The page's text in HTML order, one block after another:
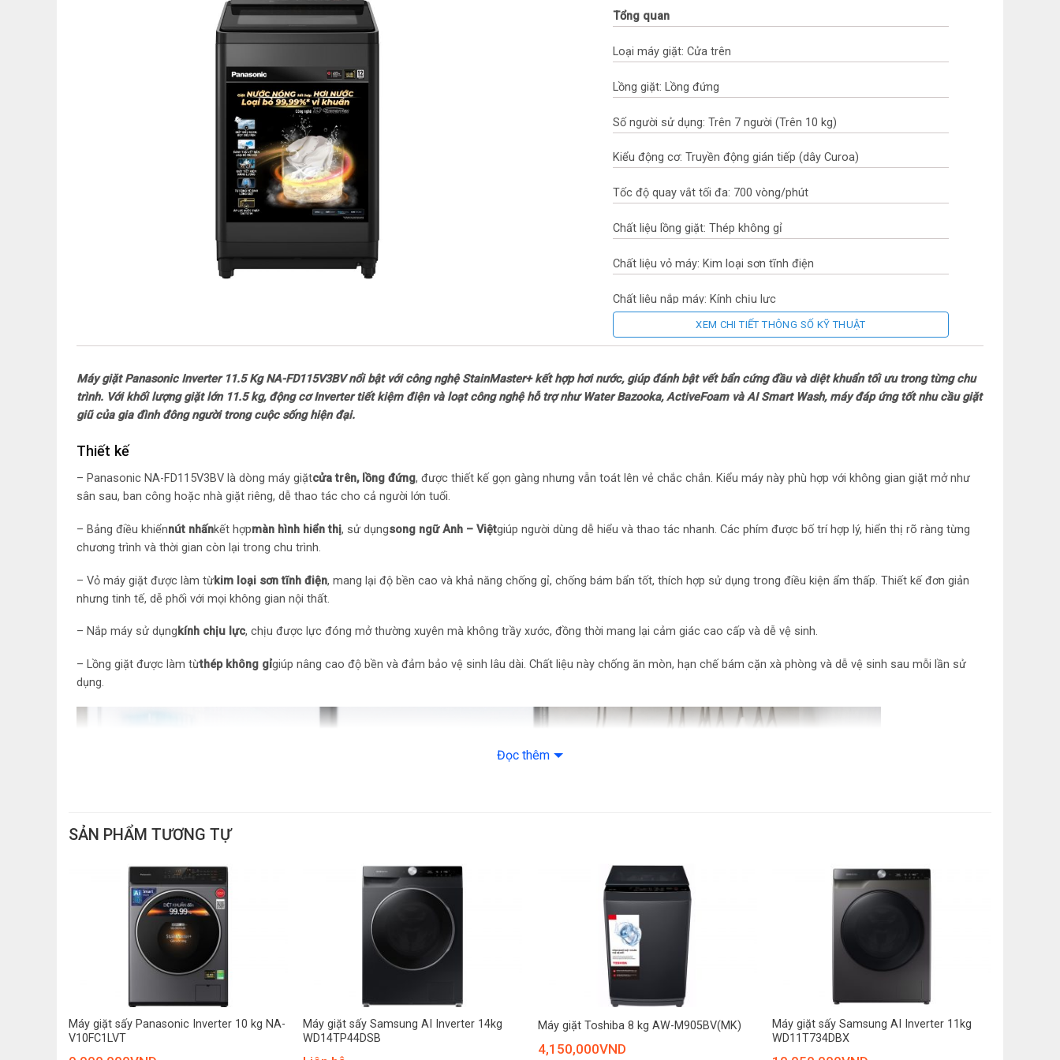
Tổng quan
Loại máy giặt: Cửa trên
Lồng giặt: Lồng đứng
Số người sử dụng: Trên 7 người (Trên 10 kg)
Kiểu động cơ: Truyền động gián tiếp (dây Curoa)
Tốc độ quay vắt tối đa: 700 vòng/phút
Chất liệu lồng giặt: Thép không gỉ
Chất liệu vỏ máy: Kim loại sơn tĩnh điện
Chất liệu nắp máy: Kính chịu lực
Sản xuất tại: Việt Nam
Năm ra mắt: 2025
Thời gian bảo hành động cơ: 12 năm
Loại Inverter: Công nghệ TD Inverter
– Đồ trẻ em
– Gỡ rối tự động
– Giặt nhẹ
– Giặt nhanh
– Giặt ngâm
– Giặt cổ và tay áo
– Chăn mền
– Giặt đồ dính dầu mỡ
XEM CHI TIẾT THÔNG SỐ KỸ THUẬT
Máy giặt Panasonic Inverter 11.5 Kg NA-FD115V3BV nổi bật với công nghệ StainMaster+ kết hợp hơi nước, giúp đánh bật vết bẩn cứng đầu và diệt khuẩn tối ưu trong từng chu
trình. Với khối lượng giặt lớn 11.5 kg, động cơ Inverter tiết kiệm điện và loạt công nghệ hỗ trợ như Water Bazooka, ActiveFoam và AI Smart Wash, máy đáp ứng tốt nhu cầu giặt
giũ của gia đình đông người trong cuộc sống hiện đại.
Thiết kế
– Panasonic NA-FD115V3BV là dòng máy giặtcửa trên, lồng đứng, được thiết kế gọn gàng nhưng vẫn toát lên vẻ chắc chắn. Kiểu máy này phù hợp với không gian giặt mở như
sân sau, ban công hoặc nhà giặt riêng, dễ thao tác cho cả người lớn tuổi.
– Bảng điều khiểnnút nhấnkết hợpmàn hình hiển thị, sử dụngsong ngữ Anh – Việtgiúp người dùng dễ hiểu và thao tác nhanh. Các phím được bố trí hợp lý, hiển thị rõ ràng từng
chương trình và thời gian còn lại trong chu trình.
– Vỏ máy giặt được làm từkim loại sơn tĩnh điện, mang lại độ bền cao và khả năng chống gỉ, chống bám bẩn tốt, thích hợp sử dụng trong điều kiện ẩm thấp. Thiết kế đơn giản
nhưng tinh tế, dễ phối với mọi không gian nội thất.
– Nắp máy sử dụngkính chịu lực, chịu được lực đóng mở thường xuyên mà không trầy xước, đồng thời mang lại cảm giác cao cấp và dễ vệ sinh.
– Lồng giặt được làm từthép không gỉgiúp nâng cao độ bền và đảm bảo vệ sinh lâu dài. Chất liệu này chống ăn mòn, hạn chế bám cặn xà phòng và dễ vệ sinh sau mỗi lần sử
dụng.
Đọc thêm
SẢN PHẨM TƯƠNG TỰ
Máy giặt sấy Panasonic Inverter 10 kg NA-
V10FC1LVT
Máy giặt sấy Samsung AI Inverter 14kg
WD14TP44DSB
Máy giặt Toshiba 8 kg AW-M905BV(MK)
4,150,000VND
Máy giặt sấy Samsung AI Inverter 11kg
WD11T734DBX